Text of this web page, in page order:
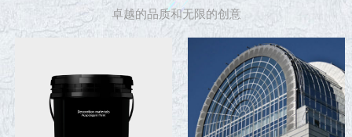
卓越的品质和无限的创意